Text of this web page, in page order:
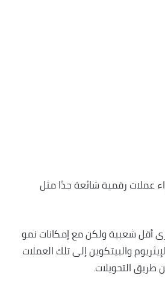
عملات رقمية شائعة جدًا مثل
أقل شعبية ولكن مع إمكانات نمو
والبيتكوين إلى تلك العملات
طريق التحويلات.